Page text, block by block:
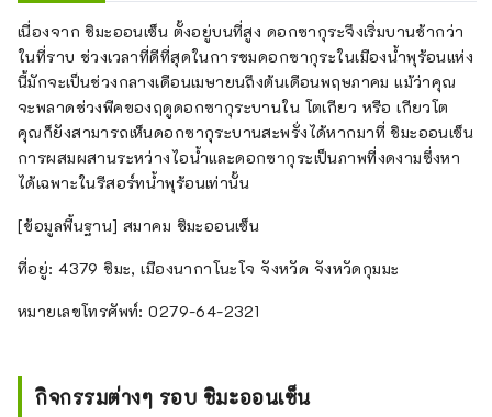
เนื่องจาก ชิมะออนเซ็น ตั้งอยู่บนที่สูง ดอกซากุระจึงเริ่มบานช้ากว่า
ในที่ราบ ช่วงเวลาที่ดีที่สุดในการชมดอกซากุระในเมืองน้ำพุร้อนแห่ง
นี้มักจะเป็นช่วงกลางเดือนเมษายนถึงต้นเดือนพฤษภาคม แม้ว่าคุณ
จะพลาดช่วงพีคของฤดูดอกซากุระบานใน โตเกียว หรือ เกียวโต
คุณก็ยังสามารถเห็นดอกซากุระบานสะพรั่งได้หากมาที่ ชิมะออนเซ็น
การผสมผสานระหว่างไอน้ำและดอกซากุระเป็นภาพที่งดงามซึ่งหา
ได้เฉพาะในรีสอร์ทน้ำพุร้อนเท่านั้น
[ข้อมูลพื้นฐาน] สมาคม ชิมะออนเซ็น
ที่อยู่: 4379 ชิมะ, เมืองนากาโนะโจ จังหวัด จังหวัดกุมมะ
หมายเลขโทรศัพท์: 0279-64-2321
กิจกรรมต่างๆ รอบ ชิมะออนเซ็น